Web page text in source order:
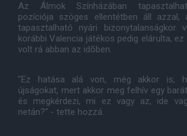
Az Álmok Színházában
pozíciója szöges ellentétben áll azzal,
tapasztalható nyári bizonytalanságkor
korábbi Valencia játékos pedig elárulta,
volt rá abban az idõben.
"Ez hatása alá von, még akkor is,
újságokat, mert akkor meg felhív egy
és megkérdezi, mi ez vagy az, ide
netán?" - tette hozzá.